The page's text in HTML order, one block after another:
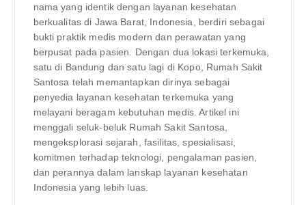
nama yang identik dengan layanan kesehatan
berkualitas di Jawa Barat, Indonesia, berdiri sebagai
bukti praktik medis modern dan perawatan yang
berpusat pada pasien. Dengan dua lokasi terkemuka,
satu di Bandung dan satu lagi di Kopo, Rumah Sakit
Santosa telah memantapkan dirinya sebagai
penyedia layanan kesehatan terkemuka yang
melayani beragam kebutuhan medis. Artikel ini
menggali seluk-beluk Rumah Sakit Santosa,
mengeksplorasi sejarah, fasilitas, spesialisasi,
komitmen terhadap teknologi, pengalaman pasien,
dan perannya dalam lanskap layanan kesehatan
Indonesia yang lebih luas.